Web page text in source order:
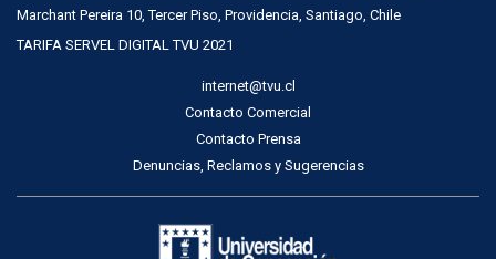
Marchant Pereira 10, Tercer Piso, Providencia, Santiago, Chile
TARIFA SERVEL DIGITAL TVU 2021
internet@tvu.cl
Contacto Comercial
Contacto Prensa
Denuncias, Reclamos y Sugerencias